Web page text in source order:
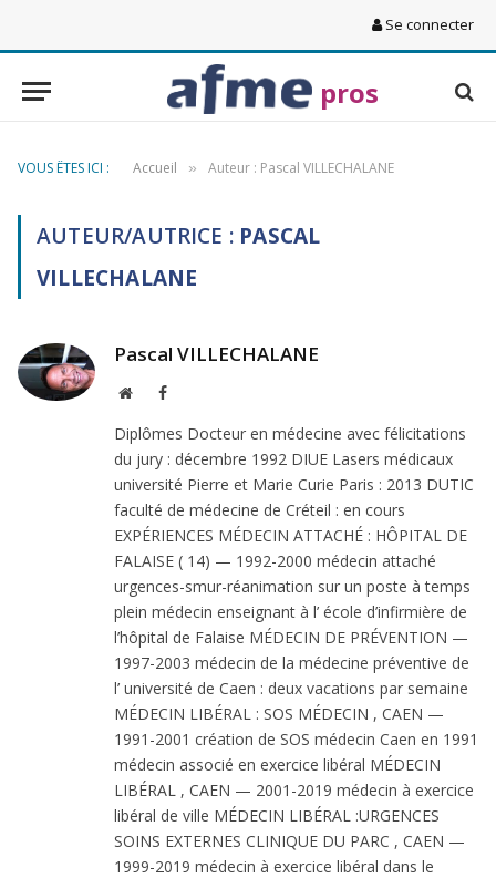
Se connecter
pros
VOUS ÊTES ICI : Accueil » Auteur : Pascal VILLECHALANE
AUTEUR/AUTRICE : PASCAL
VILLECHALANE
Pascal VILLECHALANE
Site
Facebook
Diplômes Docteur en médecine avec félicitations
du jury : décembre 1992 DIUE Lasers médicaux
université Pierre et Marie Curie Paris : 2013 DUTIC
faculté de médecine de Créteil : en cours
EXPÉRIENCES MÉDECIN ATTACHÉ : HÔPITAL DE
FALAISE ( 14) — 1992-2000 médecin attaché
urgences-smur-réanimation sur un poste à temps
plein médecin enseignant à l’ école d’infirmière de
l’hôpital de Falaise MÉDECIN DE PRÉVENTION —
1997-2003 médecin de la médecine préventive de
l’ université de Caen : deux vacations par semaine
MÉDECIN LIBÉRAL : SOS MÉDECIN , CAEN —
1991-2001 création de SOS médecin Caen en 1991
médecin associé en exercice libéral MÉDECIN
LIBÉRAL , CAEN — 2001-2019 médecin à exercice
libéral de ville MÉDECIN LIBÉRAL :URGENCES
SOINS EXTERNES CLINIQUE DU PARC , CAEN —
1999-2019 médecin à exercice libéral dans le